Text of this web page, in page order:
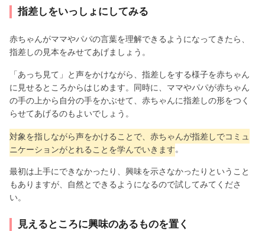
指差しをいっしょにしてみる
赤ちゃんがママやパパの言葉を理解できるようになってきたら、
指差しの見本をみせてあげましょう。
「あっち見て」と声をかけながら、指差しをする様子を赤ちゃん
に見せるところからはじめます。同時に、ママやパパが赤ちゃん
の手の上から自分の手をかぶせて、赤ちゃんに指差しの形をつく
らせてあげるのもよいでしょう。
対象を指しながら声をかけることで、赤ちゃんが指差しでコミュ
ニケーションがとれることを学んでいきます。
最初は上手にできなかったり、興味を示さなかったりということ
もありますが、自然とできるようになるので試してみてくださ
い。
見えるところに興味のあるものを置く